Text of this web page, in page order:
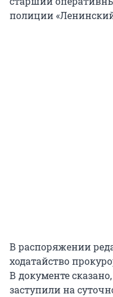
полиции
В распоряжении
ходатайство
В документе
заступили на